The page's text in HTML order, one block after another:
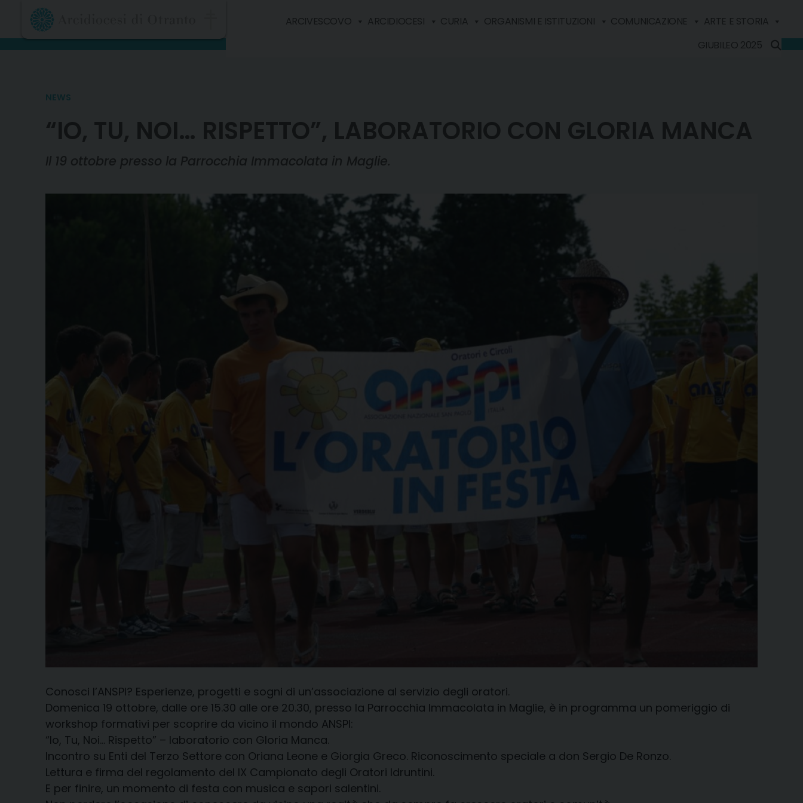
content
ARCIVESCOVO ARCIDIOCESI CURIA ORGANISMI E ISTITUZIONI COMUNICAZIONE
ARTE E STORIA
GIUBILEO 2025
NEWS
“IO, TU, NOI… RISPETTO”, LABORATORIO CON GLORIA MANCA
Il 19 ottobre presso la Parrocchia Immacolata in Maglie.
Conosci l’ANSPI? Esperienze, progetti e sogni di un’associazione al servizio degli oratori.
Domenica 19 ottobre, dalle ore 15.30 alle ore 20.30, presso la Parrocchia Immacolata in Maglie, è in programma un pomeriggio di
workshop formativi per scoprire da vicino il mondo ANSPI:
“Io, Tu, Noi… Rispetto” – laboratorio con Gloria Manca.
Incontro su Enti del Terzo Settore con Oriana Leone e Giorgia Greco. Riconoscimento speciale a don Sergio De Ronzo.
Lettura e firma del regolamento del IX Campionato degli Oratori Idruntini.
E per finire, un momento di festa con musica e sapori salentini.